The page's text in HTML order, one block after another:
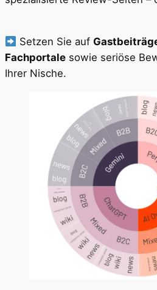
Setzen Sie auf
Fachportale sowie seriöse
Ihrer Nische.